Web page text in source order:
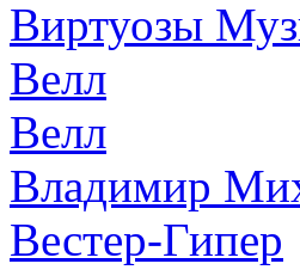
Виртуозы
Велл
Велл
Владимир
Вестер-Гипер